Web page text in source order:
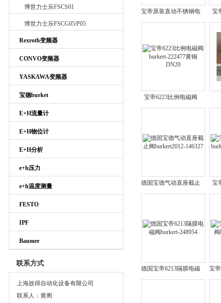
博世力士乐FSCS01
博世力士乐FSCG05/P05
Rexroth变频器
CONVO变频器
YASKAWA变频器
宝德burket
E+H流量计
E+H物位计
E+H分析
e+h压力
e+h温度测量
FESTO
IPF
Baumer
联系方式
上海故得自动化设备有限公司
联系人：黄阁
宝帝原装直动不锈钢电
磁阀burkert 0255
宝
宝帝6223比例电磁阀
burkert-222477黄铜
德国宝德气动直座截止
阀burkert2012-146327
宝
德国宝帝6213隔膜电磁
阀burkert-248954
宝